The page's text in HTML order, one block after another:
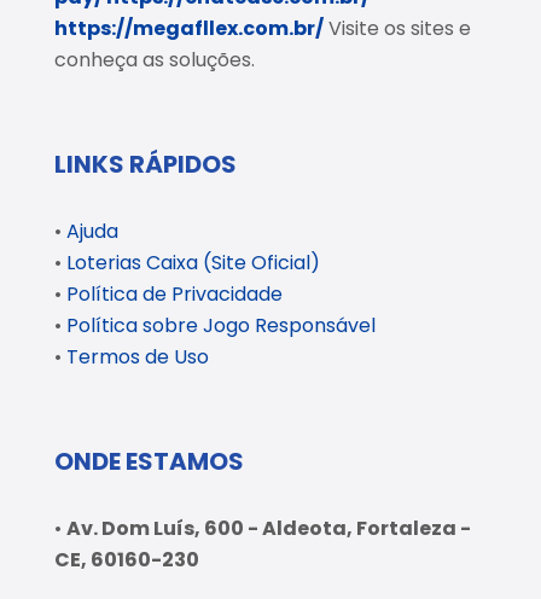
https://megafllex.com.br/Visite os sites e
conheça as soluções.
LINKS RÁPIDOS
• Ajuda
• Loterias Caixa (Site Oficial)
• Política de Privacidade
• Política sobre Jogo Responsável
• Termos de Uso
ONDE ESTAMOS
• Av. Dom Luís, 600 - Aldeota, Fortaleza -
CE, 60160-230